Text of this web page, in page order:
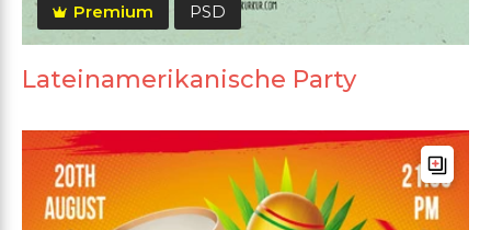
Premium PSD
Lateinamerikanische Party